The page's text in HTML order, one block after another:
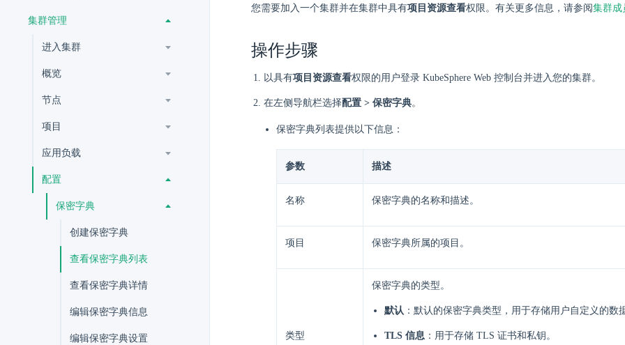
集群管理
进入集群
概览
节点
项目
应用负载
配置
保密字典
创建保密字典
查看保密字典列表
查看保密字典详情
编辑保密字典信息
编辑保密字典设置
您需要加入一个集群并在集群中具有项目资源查看权限。有关更多信息，请参阅集群成
操作步骤
以具有项目资源查看权限的用户登录 KubeSphere Web 控制台并进入您的集群。
在左侧导航栏选择配置 > 保密字典。
保密字典列表提供以下信息：
参数 描述
名称 保密字典的名称和描述。
项目 保密字典所属的项目。
类型
保密字典的类型。
默认 ：默认的保密字典类型，用于存储用户自定义的数
TLS 信息 ：用于存储 TLS 证书和私钥。